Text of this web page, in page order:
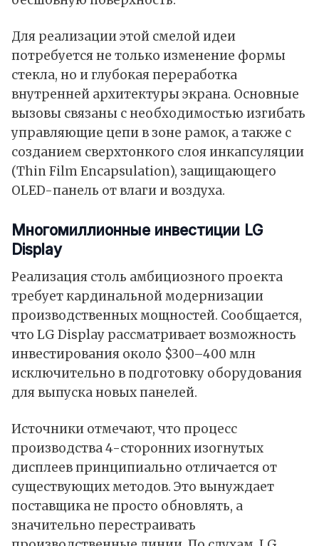
Для реализации этой смелой идеи
потребуется не только изменение формы
стекла, но и глубокая переработка
внутренней архитектуры экрана. Основные
вызовы связаны с необходимостью изгибать
управляющие цепи в зоне рамок, а также с
созданием сверхтонкого слоя инкапсуляции
(Thin Film Encapsulation), защищающего
OLED-панель от влаги и воздуха.
Многомиллионные инвестиции LG
Display
Реализация столь амбициозного проекта
требует кардинальной модернизации
производственных мощностей. Сообщается,
что LG Display рассматривает возможность
инвестирования около $300–400 млн
исключительно в подготовку оборудования
для выпуска новых панелей.
Источники отмечают, что процесс
производства 4-сторонних изогнутых
дисплеев принципиально отличается от
существующих методов. Это вынуждает
поставщика не просто обновлять, а
значительно перестраивать